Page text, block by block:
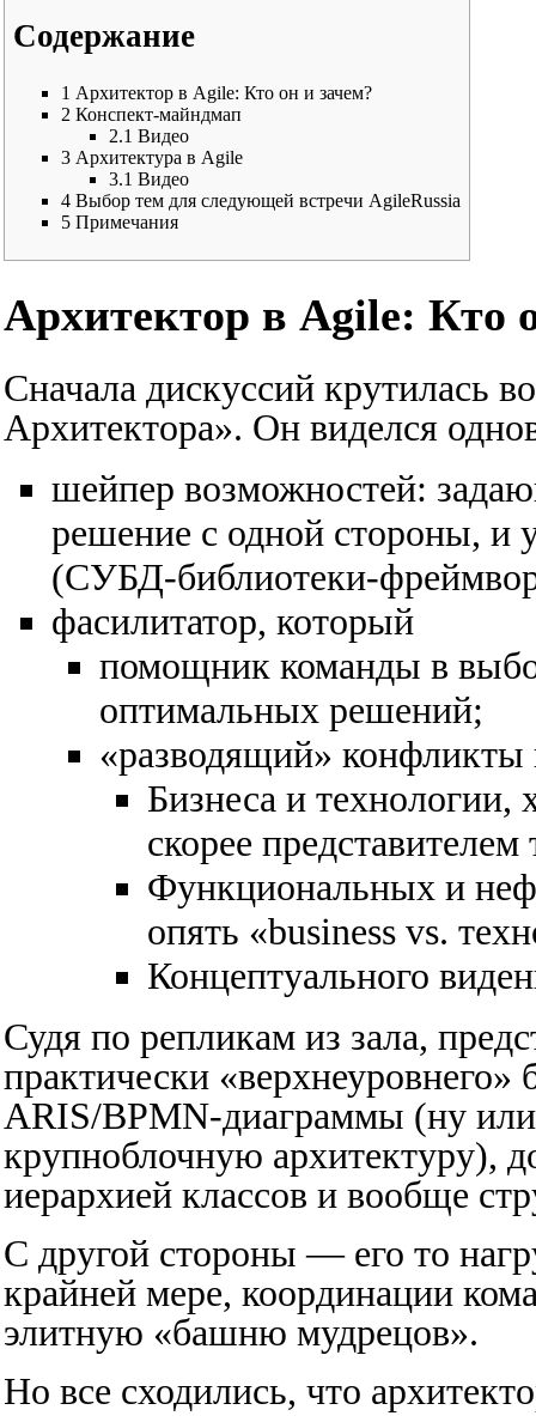
Содержание
1 Архитектор в Agile: Кто он и зачем?
2 Конспект-майндмап
2.1 Видео
3 Архитектура в Agile
3.1 Видео
4 Выбор тем для следующей встречи AgileRussia
5 Примечания
Архитектор в Agile: Кто
Сначала дискуссий крутилась
Архитектора». Он виделся
шейпер возможностей:
решение с одной стороны,
(СУБД-библиотеки-
фасилитатор, который
помощник команды в
оптимальных решений;
«разводящий» конфликты
Бизнеса и технологии,
скорее
Функциональных и
опять «business vs.
Концептуального
Судя по репликам из зала,
практически
ARIS/BPMN-диаграммы (ну
крупноблочную архитектуру),
иерархией классов и вообще
С другой стороны — его то
крайней мере, координации
элитную «башню мудрецов».
Но все сходились, что